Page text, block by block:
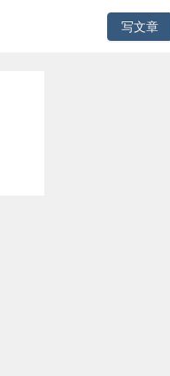
写文章